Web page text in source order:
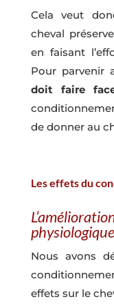
Cela veut
cheval
en faisant
Pour parvenir
doit faire
de donner au
Les effets du
Nous avons
effets sur le